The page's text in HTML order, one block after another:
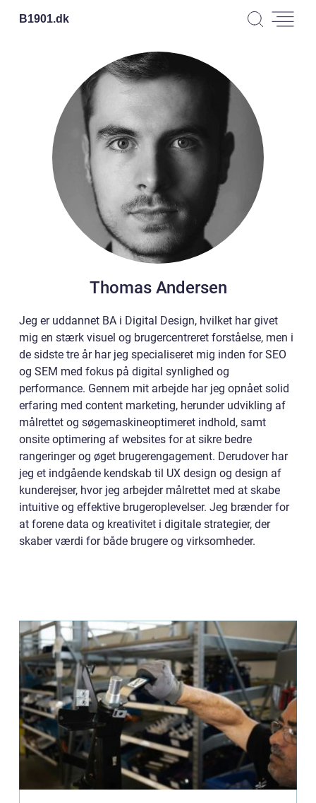
B1901.dk
Thomas Andersen
Jeg er uddannet BA i Digital Design, hvilket har givet
mig en stærk visuel og brugercentreret forståelse, men i
de sidste tre år har jeg specialiseret mig inden for SEO
og SEM med fokus på digital synlighed og
performance. Gennem mit arbejde har jeg opnået solid
erfaring med content marketing, herunder udvikling af
målrettet og søgemaskineoptimeret indhold, samt
onsite optimering af websites for at sikre bedre
rangeringer og øget brugerengagement. Derudover har
jeg et indgående kendskab til UX design og design af
kunderejser, hvor jeg arbejder målrettet med at skabe
intuitive og effektive brugeroplevelser. Jeg brænder for
at forene data og kreativitet i digitale strategier, der
skaber værdi for både brugere og virksomheder.